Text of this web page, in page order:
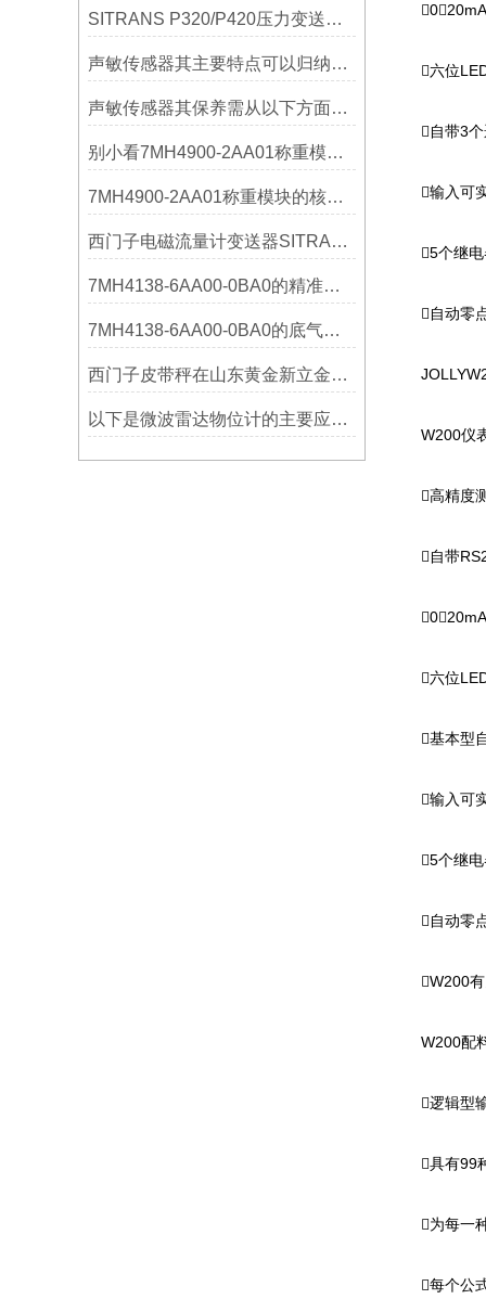
SITRANS P320/P420压力变送器概述
声敏传感器其主要特点可以归纳为以下几个核心维度
声敏传感器其保养需从以下方面入手
别小看7MH4900-2AA01称重模块！这些你日常接触的领域，早已离不开它
7MH4900-2AA01称重模块的核心亮点，藏着让效率翻倍的“关键密码”
西门子电磁流量计变送器SITRANS FMT020的功能
7MH4138-6AA00-0BA0的精准从何而来？关键组成部分，藏着答案！
7MH4138-6AA00-0BA0的底气：这些核心功能，让精准称重不再是难题
西门子皮带秤在山东黄金新立金矿的成功应用
以下是微波雷达物位计的主要应用领域及具体场景分析
􀀹0～
􀀹六位
􀀹自带3个
􀀹输入可
􀀹5个继电
􀀹自动零
W200仪
􀀹高精度
􀀹自带
􀀹0～
􀀹六位
􀀹基本型
􀀹输入可
􀀹5个继电
􀀹自动零
􀀹W200有
W200配
􀀹逻辑型
􀀹具有99
􀀹为每一
􀀹每个公